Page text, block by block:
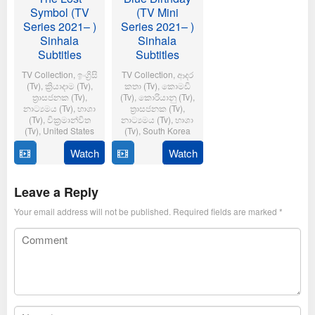
Symbol (TV
Series 2021– )
Sinhala
Subtitles
TV Collection ඉංග්‍රිසි
(Tv) ක්‍රියාදාම (Tv)
ත්‍රාසජනක (Tv)
නාට්‍යමය (Tv) ,භාශා
(Tv) වික්‍රමාන්විත
(Tv) United States
16
September
Dan
Dworkin
Jay
Beattie
Watch
(TV Mini
Series 2021– )
Sinhala
Subtitles
TV Collection ආද‍ර
කතා (Tv) කොමඩි
(Tv) කොරියානු (Tv)
ත්‍රාසජනක (Tv)
නාට්‍යමය (Tv) ,භාශා
(Tv) South Korea
July
Naver
Corporation
Watch
Leave a Reply
Your email address will not be published. Required fields are marked *